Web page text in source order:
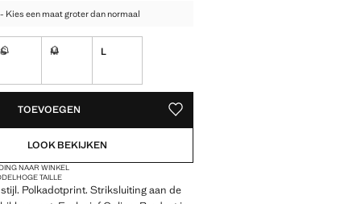
Kies een maat groter dan normaal
S M L
TOEVOEGEN OPSLAAN ALS FAVORIET
LOOK BEKIJKEN
NAAR WINKEL
TAILLE
Polkadotprint. Striksluiting aan de